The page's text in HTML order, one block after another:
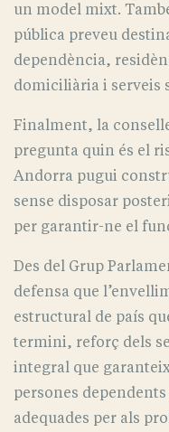
un model mixt.
pública preveu
dependència,
domiciliària i serveis
Finalment, la
pregunta quin és el
Andorra pugui
sense disposar
per garantir-ne el
Des del Grup
defensa que
estructural de país
termini, reforç dels
integral que
persones
adequades per als